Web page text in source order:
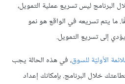
البرنامج ليس تسريع عملية التمويل،
ما يتم تسريعه في الواقع هو نمو
إلى تسريع التمويل.
الأوليّة للسوق، في هذه الحالة يجب
خلال البرنامج. بإمكانك إعداد